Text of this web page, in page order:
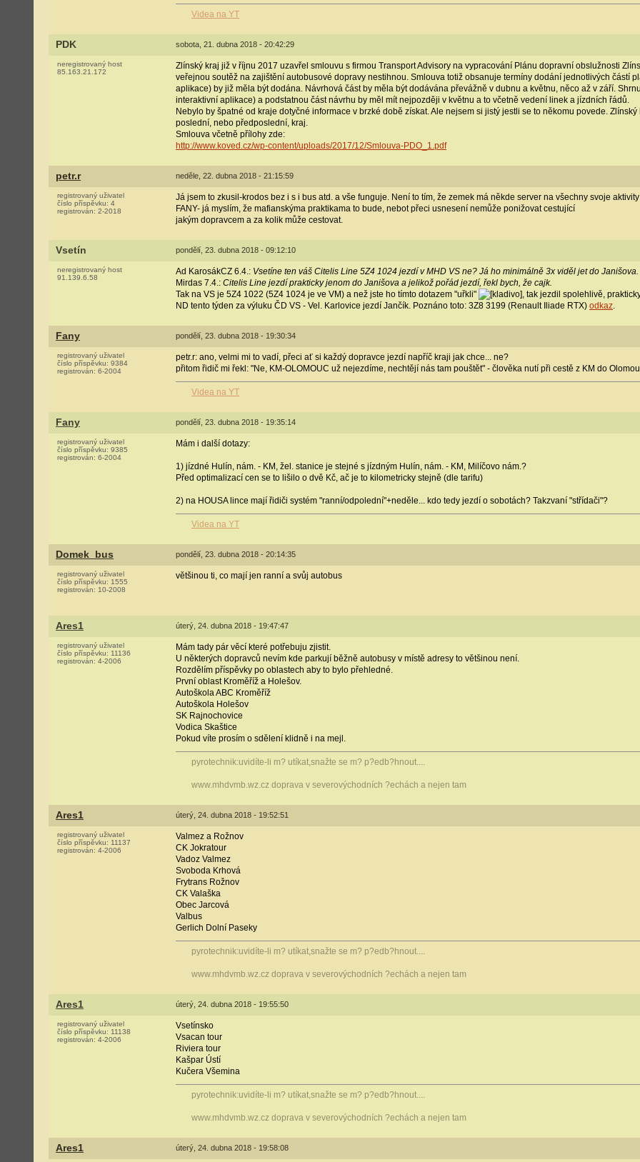
Videa na YT
PDK sobota, 21. dubna 2018 - 20:42:29
neregistrovaný host
85.163.21.172
Zlínský kraj již v říjnu 2017 uzavřel smlouvu s firmou Transport Advisory na vypracování Plánu dopravní obslužnosti
veřejnou soutěž na zajištění autobusové dopravy nestihnou. Smlouva totiž obsanuje termíny dodání jednotlivých částí
aplikace) by již měla být dodána. Návrhová část by měla být dodávána převážně v dubnu a květnu, něco až v září.
interaktivní aplikace) a podstatnou část návrhu by měl mít nejpozději v květnu a to včetně vedení linek a jízdních řádů.
Nebylo by špatné od kraje dotyčné informace v brzké době získat. Ale nejsem si jistý jestli se to někomu povede.
poslední, nebo předposlední, kraj.
Smlouva včetně přílohy zde:
http://www.koved.cz/wp-content/uploads/2017/12/Smlouva-PDO_1.pdf
petr.r neděle, 22. dubna 2018 - 21:15:59
registrovaný uživatel
číslo příspěvku: 4
registrován: 2-2018
Já jsem to zkusil-krodos bez i s i bus atd. a vše funguje. Není to tím, že zemek má někde server na všechny svoje
FANY- já myslím, že mafianskýma praktikama to bude, nebot přeci usnesení nemůže ponižovat cestující
jakým dopravcem a za kolik může cestovat.
Vsetín pondělí, 23. dubna 2018 - 09:12:10
neregistrovaný host
91.139.6.58
Ad KarosákCZ 6.4.: Vsetíne ten váš Citelis Line 5Z4 1024 jezdí v MHD VS ne? Já ho minimálně 3x viděl jet do
Mirdas 7.4.: Citelis Line jezdí prakticky jenom do Janišova a jelikož pořád jezdí, řekl bych, že cajk.
Tak na VS je 5Z4 1022 (5Z4 1024 je ve VM) a než jste ho tímto dotazem "uřkli"
, tak jezdil spolehlivě,
ND tento týden za výluku ČD VS - Vel. Karlovice jezdí Jančík. Poznáno toto: 3Z8 3199 (Renault Iliade RTX) odkaz.
Fany pondělí, 23. dubna 2018 - 19:30:34
registrovaný uživatel
číslo příspěvku: 9384
registrován: 6-2004
petr.r: ano, velmi mi to vadí, přeci ať si každý dopravce jezdí napříč kraji jak chce... ne?
přitom řidič mi řekl: "Ne, KM-OLOMOUC už nejezdíme, nechtějí nás tam pouštět" - člověka nutí při cestě z KM do
Videa na YT
Fany pondělí, 23. dubna 2018 - 19:35:14
registrovaný uživatel
číslo příspěvku: 9385
registrován: 6-2004
Mám i další dotazy:
1) jízdné Hulín, nám. - KM, žel. stanice je stejné s jízdným Hulín, nám. - KM, Milíčovo nám.?
Před optimalizací cen se to lišilo o dvě Kč, ač je to kilometricky stejně (dle tarifu)
2) na HOUSA lince mají řidiči systém "ranní/odpolední"+neděle... kdo tedy jezdí o sobotách? Takzvaní "střídači"?
Videa na YT
Domek_bus pondělí, 23. dubna 2018 - 20:14:35
registrovaný uživatel
číslo příspěvku: 1555
registrován: 10-2008
většinou ti, co mají jen ranní a svůj autobus
Ares1 úterý, 24. dubna 2018 - 19:47:47
registrovaný uživatel
číslo příspěvku: 11136
registrován: 4-2006
Mám tady pár věcí které potřebuju zjistit.
U některých dopravců nevím kde parkují běžně autobusy v místě adresy to většinou není.
Rozdělím příspěvky po oblastech aby to bylo přehledné.
První oblast Kroměříž a Holešov.
Autoškola ABC Kroměříž
Autoškola Holešov
SK Rajnochovice
Vodica Skaštice
Pokud víte prosím o sdělení klidně i na mejl.
pyrotechnik:uvidíte-li m? utíkat,snažte se m? p?edb?hnout....
www.mhdvmb.wz.cz doprava v severovýchodních ?echách a nejen tam
Ares1 úterý, 24. dubna 2018 - 19:52:51
registrovaný uživatel
číslo příspěvku: 11137
registrován: 4-2006
Valmez a Rožnov
CK Jokratour
Vadoz Valmez
Svoboda Krhová
Frytrans Rožnov
CK Valaška
Obec Jarcová
Valbus
Gerlich Dolní Paseky
pyrotechnik:uvidíte-li m? utíkat,snažte se m? p?edb?hnout....
www.mhdvmb.wz.cz doprava v severovýchodních ?echách a nejen tam
Ares1 úterý, 24. dubna 2018 - 19:55:50
registrovaný uživatel
číslo příspěvku: 11138
registrován: 4-2006
Vsetínsko
Vsacan tour
Riviera tour
Kašpar Ústí
Kučera Všemina
pyrotechnik:uvidíte-li m? utíkat,snažte se m? p?edb?hnout....
www.mhdvmb.wz.cz doprava v severovýchodních ?echách a nejen tam
Ares1 úterý, 24. dubna 2018 - 19:58:08